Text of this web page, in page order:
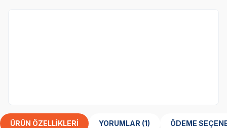
ÜRÜN ÖZELLIKLERI YORUMLAR (1) ÖDEME